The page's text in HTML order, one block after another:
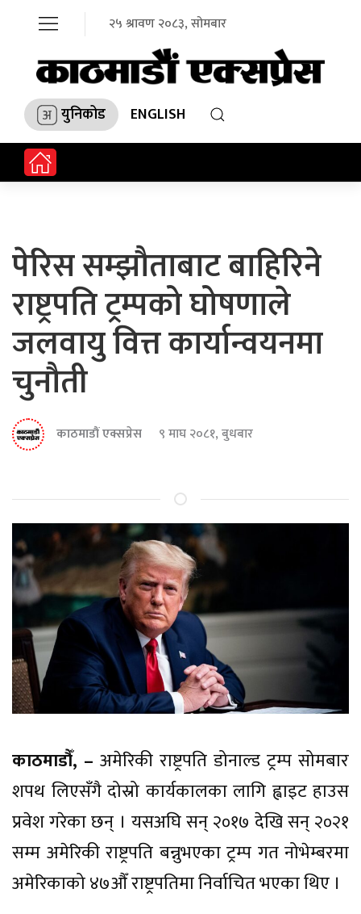
२५ श्रावण २०८३, सोमबार
युनिकोड ENGLISH
पेरिस सम्झौताबाट बाहिरिने
राष्ट्रपति ट्रम्पको घोषणाले
जलवायु वित्त कार्यान्वयनमा
चुनौती
काठमाडौं एक्सप्रेस ९ माघ २०८१, बुधबार
काठमाडौँ, – अमेरिकी राष्ट्रपति डोनाल्ड ट्रम्प सोमबार
शपथ लिएसँगै दोस्रो कार्यकालका लागि ह्वाइट हाउस
प्रवेश गरेका छन् । यसअघि सन् २०१७ देखि सन् २०२१
सम्म अमेरिकी राष्ट्रपति बन्नुभएका ट्रम्प गत नोभेम्बरमा
अमेरिकाको ४७औँ राष्ट्रपतिमा निर्वाचित भएका थिए ।